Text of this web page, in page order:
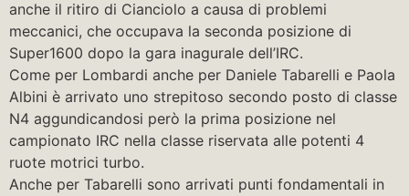
anche il ritiro di Cianciolo a causa di problemi
meccanici, che occupava la seconda posizione di
Super1600 dopo la gara inagurale dell’IRC.
Come per Lombardi anche per Daniele Tabarelli e Paola
Albini è arrivato uno strepitoso secondo posto di classe
N4 aggundicandosi però la prima posizione nel
campionato IRC nella classe riservata alle potenti 4
ruote motrici turbo.
Anche per Tabarelli sono arrivati punti fondamentali in